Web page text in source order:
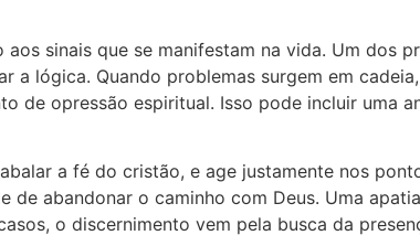
sinais que se manifestam na vida. Um dos
lógica. Quando problemas surgem em
de opressão espiritual. Isso pode incluir uma
a fé do cristão, e age justamente nos
abandonar o caminho com Deus. Uma
o discernimento vem pela busca da